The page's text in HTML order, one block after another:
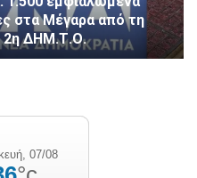
στα Μέγαρα από τη
2η ΔΗΜ.Τ.Ο.